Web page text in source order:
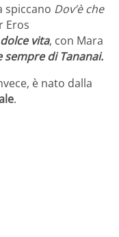
spiccano Dov’è che
Eros
vita, con Mara
sempre di Tananai.
è nato dalla
.